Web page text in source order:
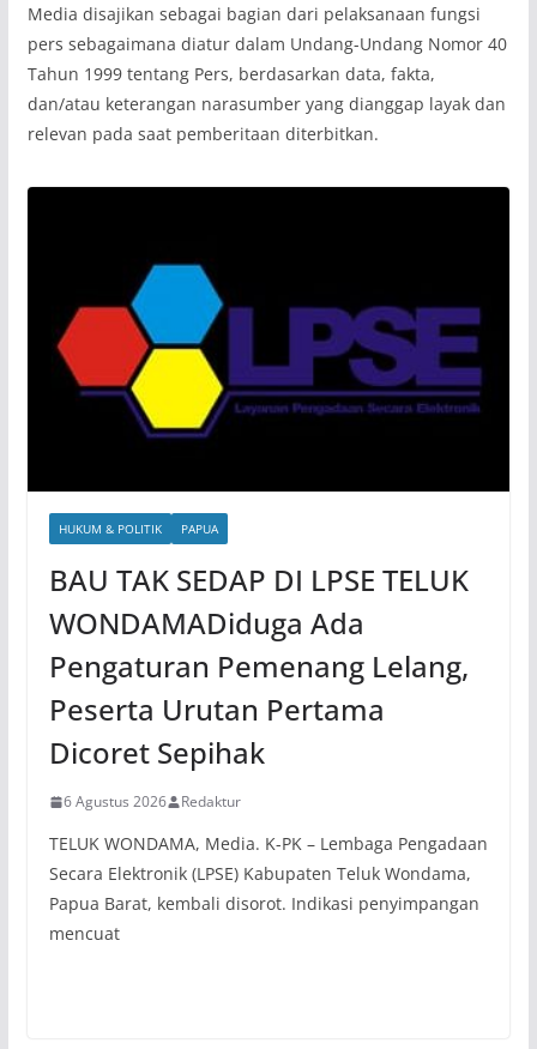
Media disajikan sebagai bagian dari pelaksanaan fungsi
pers sebagaimana diatur dalam Undang-Undang Nomor 40
Tahun 1999 tentang Pers, berdasarkan data, fakta,
dan/atau keterangan narasumber yang dianggap layak dan
relevan pada saat pemberitaan diterbitkan.
HUKUM & POLITIK PAPUA
BAU TAK SEDAP DI LPSE TELUK
WONDAMADiduga Ada
Pengaturan Pemenang Lelang,
Peserta Urutan Pertama
Dicoret Sepihak
6 Agustus 2026 Redaktur
TELUK WONDAMA, Media. K-PK – Lembaga Pengadaan
Secara Elektronik (LPSE) Kabupaten Teluk Wondama,
Papua Barat, kembali disorot. Indikasi penyimpangan
mencuat